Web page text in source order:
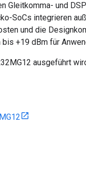
Gleitkomma- und
SoCs integrieren
und die
+19 dBm für
ausgeführt